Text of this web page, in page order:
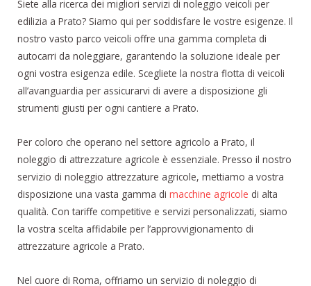
Siete alla ricerca dei migliori servizi di noleggio veicoli per
edilizia a Prato? Siamo qui per soddisfare le vostre esigenze. Il
nostro vasto parco veicoli offre una gamma completa di
autocarri da noleggiare, garantendo la soluzione ideale per
ogni vostra esigenza edile. Scegliete la nostra flotta di veicoli
all’avanguardia per assicurarvi di avere a disposizione gli
strumenti giusti per ogni cantiere a Prato.
Per coloro che operano nel settore agricolo a Prato, il
noleggio di attrezzature agricole è essenziale. Presso il nostro
servizio di noleggio attrezzature agricole, mettiamo a vostra
disposizione una vasta gamma di macchine agricole di alta
qualità. Con tariffe competitive e servizi personalizzati, siamo
la vostra scelta affidabile per l’approvvigionamento di
attrezzature agricole a Prato.
Nel cuore di Roma, offriamo un servizio di noleggio di